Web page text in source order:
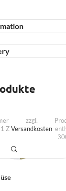
Z
zzgl.
Versandkosten